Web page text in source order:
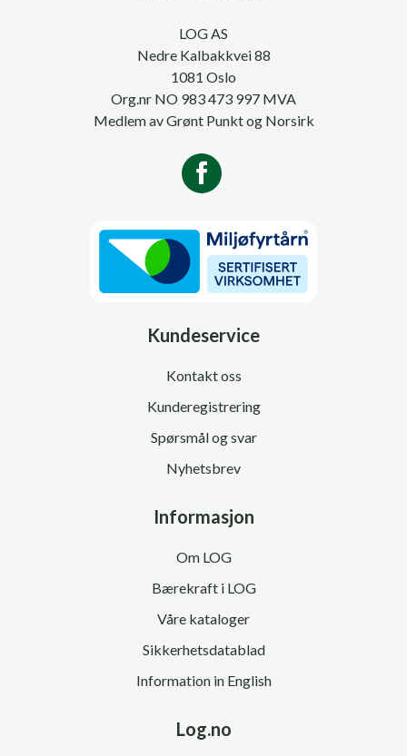
LOG AS
Nedre Kalbakkvei 88
1081 Oslo
Org.nr NO 983 473 997 MVA
Medlem av Grønt Punkt og Norsirk
Kundeservice
Kontakt oss
Kunderegistrering
Spørsmål og svar
Nyhetsbrev
Informasjon
Om LOG
Bærekraft i LOG
Våre kataloger
Sikkerhetsdatablad
Information in English
Log.no